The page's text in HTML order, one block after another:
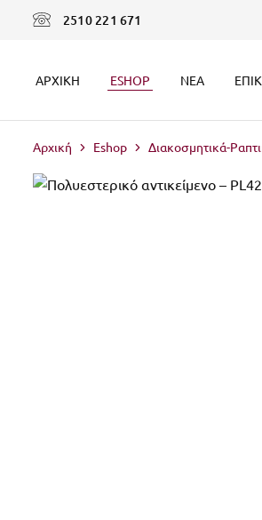
2510 221 671
ΑΡΧΙΚΉ ESHOP ΝΈΑ
Αρχική Eshop Διακοσμητικά-